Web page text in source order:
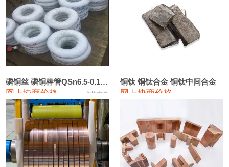
2202#硅 14,100—14,300 14,200
441#硅 9,600—9,800 9,700
553#硅 9,300—9,500
金属硅553#-331# 10,100 0
漆包线 111,360—115,360 113,360
磷铜合金 110,200—117,000 113,600 -600
无氧铜丝(硬) 109,100—109,400 109,250
磷铜丝 磷铜棒管QSn6.5-0.1 7-0.2 8-0.3
网上协商价格 联荣有色
铜钛 铜钛合金 铜钛中间合金
网上协商价格